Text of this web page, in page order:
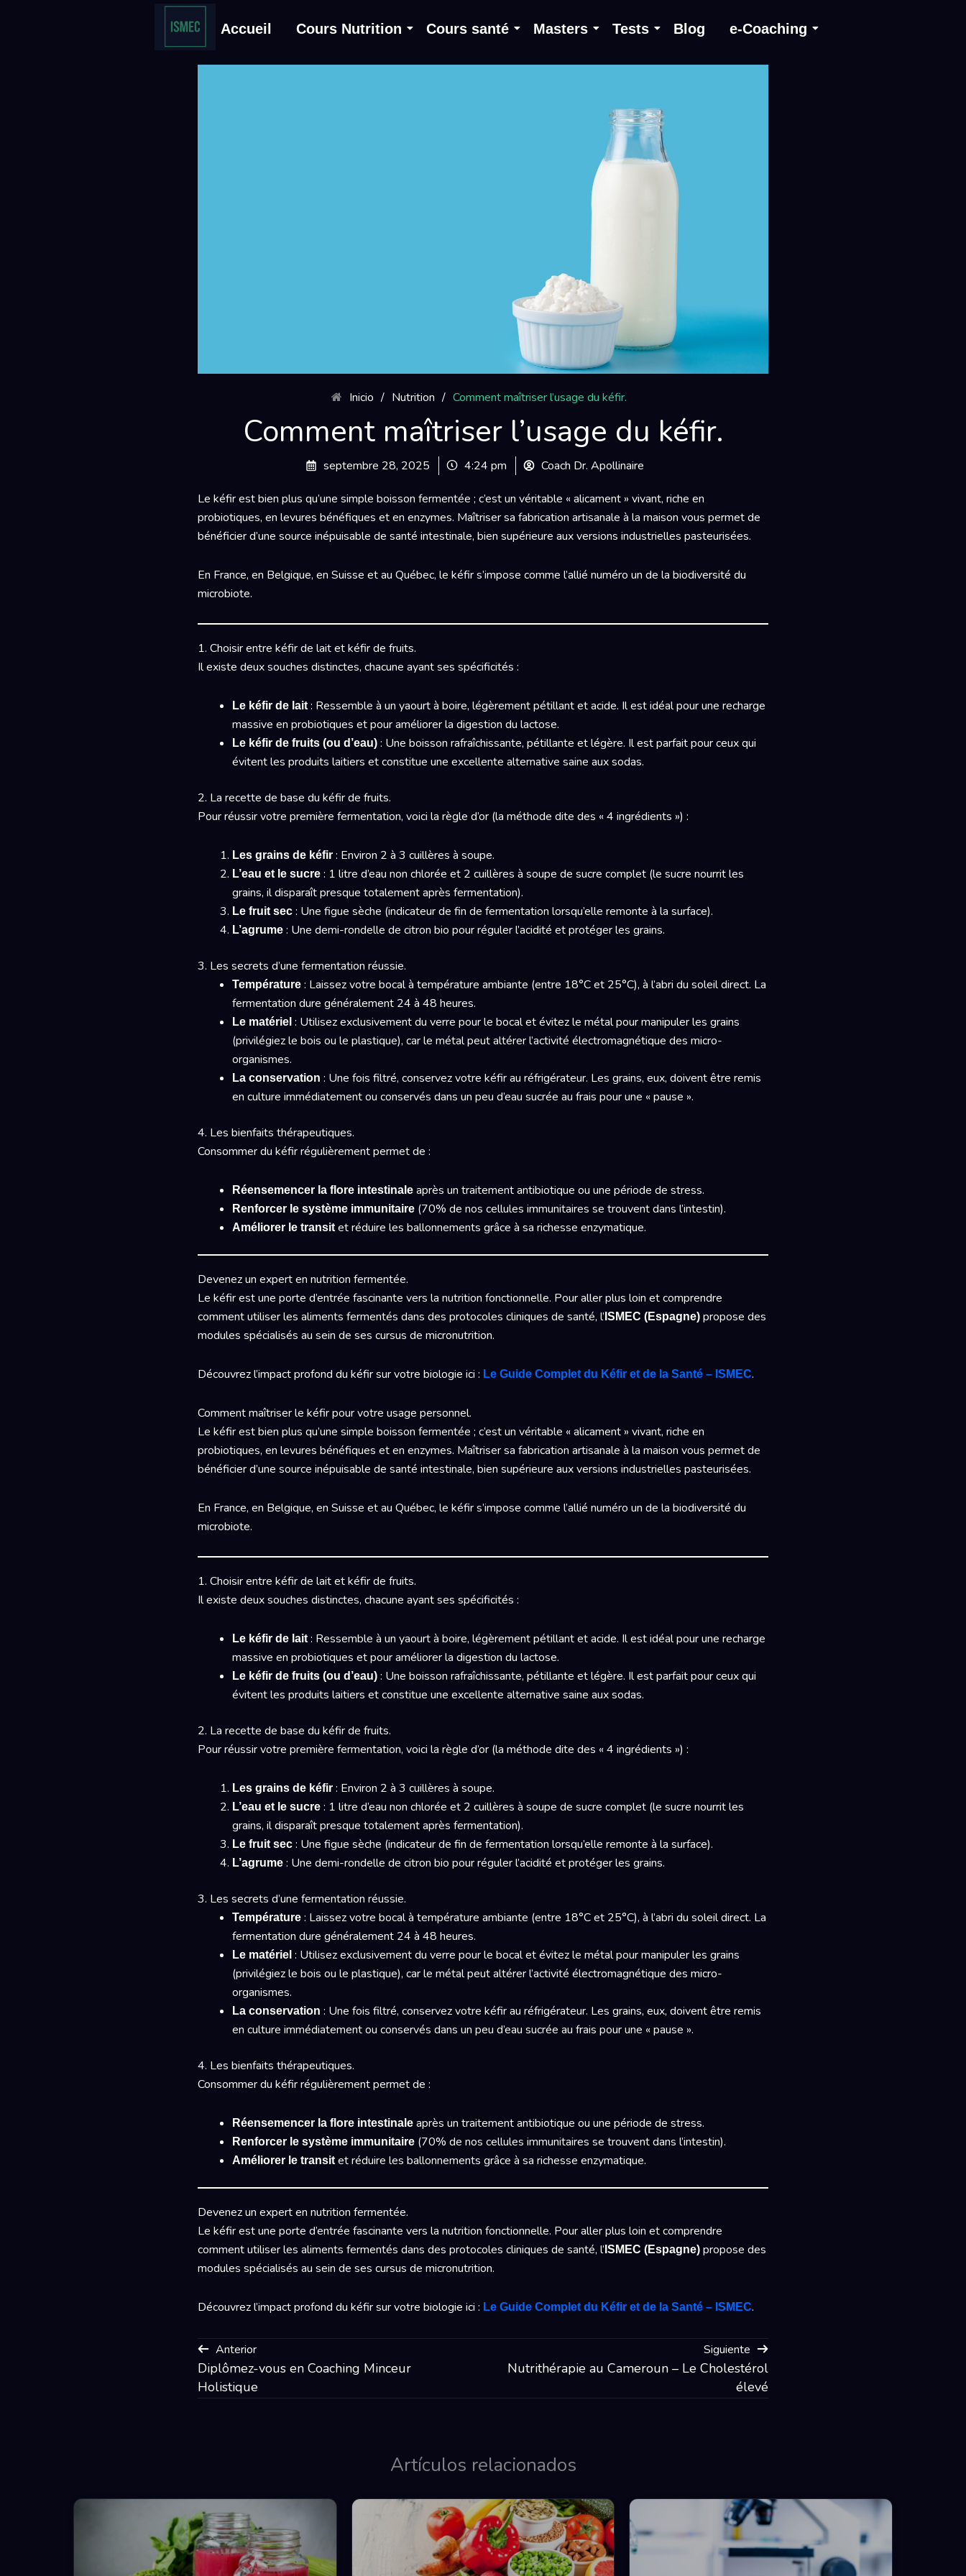
Accueil Cours Nutrition Cours santé Masters Tests Blog e-Coaching
Inicio / Nutrition / Comment maîtriser l’usage du kéfir.
Comment maîtriser l’usage du kéfir.
septembre 28, 2025 4:24 pm Coach Dr. Apollinaire
Le kéfir est bien plus qu’une simple boisson fermentée ; c’est un véritable « alicament » vivant, riche en
probiotiques, en levures bénéfiques et en enzymes. Maîtriser sa fabrication artisanale à la maison vous permet de
bénéficier d’une source inépuisable de santé intestinale, bien supérieure aux versions industrielles pasteurisées.
En France, en Belgique, en Suisse et au Québec, le kéfir s’impose comme l’allié numéro un de la biodiversité du
microbiote.
1. Choisir entre kéfir de lait et kéfir de fruits.
Il existe deux souches distinctes, chacune ayant ses spécificités :
Le kéfir de lait: Ressemble à un yaourt à boire, légèrement pétillant et acide. Il est idéal pour une recharge
massive en probiotiques et pour améliorer la digestion du lactose.
Le kéfir de fruits (ou d’eau): Une boisson rafraîchissante, pétillante et légère. Il est parfait pour ceux qui
évitent les produits laitiers et constitue une excellente alternative saine aux sodas.
2. La recette de base du kéfir de fruits.
Pour réussir votre première fermentation, voici la règle d’or (la méthode dite des « 4 ingrédients ») :
Les grains de kéfir: Environ 2 à 3 cuillères à soupe.
L’eau et le sucre: 1 litre d’eau non chlorée et 2 cuillères à soupe de sucre complet (le sucre nourrit les
grains, il disparaît presque totalement après fermentation).
Le fruit sec: Une figue sèche (indicateur de fin de fermentation lorsqu’elle remonte à la surface).
L’agrume: Une demi-rondelle de citron bio pour réguler l’acidité et protéger les grains.
3. Les secrets d’une fermentation réussie.
Température: Laissez votre bocal à température ambiante (entre 18°C et 25°C), à l’abri du soleil direct. La
fermentation dure généralement 24 à 48 heures.
Le matériel : Utilisez exclusivement du verre pour le bocal et évitez le métal pour manipuler les grains
(privilégiez le bois ou le plastique), car le métal peut altérer l’activité électromagnétique des micro-
organismes.
La conservation : Une fois filtré, conservez votre kéfir au réfrigérateur. Les grains, eux, doivent être remis
en culture immédiatement ou conservés dans un peu d’eau sucrée au frais pour une « pause ».
4. Les bienfaits thérapeutiques.
Consommer du kéfir régulièrement permet de :
Réensemencer la flore intestinaleaprès un traitement antibiotique ou une période de stress.
Renforcer le système immunitaire(70% de nos cellules immunitaires se trouvent dans l’intestin).
Améliorer le transitet réduire les ballonnements grâce à sa richesse enzymatique.
Devenez un expert en nutrition fermentée.
Le kéfir est une porte d’entrée fascinante vers la nutrition fonctionnelle. Pour aller plus loin et comprendre
comment utiliser les aliments fermentés dans des protocoles cliniques de santé, l’ ISMEC (Espagne)propose des
modules spécialisés au sein de ses cursus de micronutrition.
Découvrez l’impact profond du kéfir sur votre biologie ici : Le Guide Complet du Kéfir et de la Santé – ISMEC.
Comment maîtriser le kéfir pour votre usage personnel.
Le kéfir est bien plus qu’une simple boisson fermentée ; c’est un véritable « alicament » vivant, riche en
probiotiques, en levures bénéfiques et en enzymes. Maîtriser sa fabrication artisanale à la maison vous permet de
bénéficier d’une source inépuisable de santé intestinale, bien supérieure aux versions industrielles pasteurisées.
En France, en Belgique, en Suisse et au Québec, le kéfir s’impose comme l’allié numéro un de la biodiversité du
microbiote.
1. Choisir entre kéfir de lait et kéfir de fruits.
Il existe deux souches distinctes, chacune ayant ses spécificités :
Le kéfir de lait: Ressemble à un yaourt à boire, légèrement pétillant et acide. Il est idéal pour une recharge
massive en probiotiques et pour améliorer la digestion du lactose.
Le kéfir de fruits (ou d’eau): Une boisson rafraîchissante, pétillante et légère. Il est parfait pour ceux qui
évitent les produits laitiers et constitue une excellente alternative saine aux sodas.
2. La recette de base du kéfir de fruits.
Pour réussir votre première fermentation, voici la règle d’or (la méthode dite des « 4 ingrédients ») :
Les grains de kéfir: Environ 2 à 3 cuillères à soupe.
L’eau et le sucre: 1 litre d’eau non chlorée et 2 cuillères à soupe de sucre complet (le sucre nourrit les
grains, il disparaît presque totalement après fermentation).
Le fruit sec: Une figue sèche (indicateur de fin de fermentation lorsqu’elle remonte à la surface).
L’agrume: Une demi-rondelle de citron bio pour réguler l’acidité et protéger les grains.
3. Les secrets d’une fermentation réussie.
Température: Laissez votre bocal à température ambiante (entre 18°C et 25°C), à l’abri du soleil direct. La
fermentation dure généralement 24 à 48 heures.
Le matériel : Utilisez exclusivement du verre pour le bocal et évitez le métal pour manipuler les grains
(privilégiez le bois ou le plastique), car le métal peut altérer l’activité électromagnétique des micro-
organismes.
La conservation : Une fois filtré, conservez votre kéfir au réfrigérateur. Les grains, eux, doivent être remis
en culture immédiatement ou conservés dans un peu d’eau sucrée au frais pour une « pause ».
4. Les bienfaits thérapeutiques.
Consommer du kéfir régulièrement permet de :
Réensemencer la flore intestinaleaprès un traitement antibiotique ou une période de stress.
Renforcer le système immunitaire(70% de nos cellules immunitaires se trouvent dans l’intestin).
Améliorer le transitet réduire les ballonnements grâce à sa richesse enzymatique.
Devenez un expert en nutrition fermentée.
Le kéfir est une porte d’entrée fascinante vers la nutrition fonctionnelle. Pour aller plus loin et comprendre
comment utiliser les aliments fermentés dans des protocoles cliniques de santé, l’ ISMEC (Espagne)propose des
modules spécialisés au sein de ses cursus de micronutrition.
Découvrez l’impact profond du kéfir sur votre biologie ici : Le Guide Complet du Kéfir et de la Santé – ISMEC.
Anterior
Diplômez-vous en Coaching Minceur
Holistique
Siguiente
Nutrithérapie au Cameroun – Le Cholestérol
élevé
Artículos relacionados